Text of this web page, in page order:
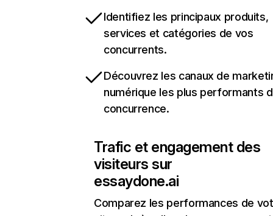
Identifiez les principaux produits,
services et catégories de vos
concurrents.
Découvrez les canaux de
numérique les plus performants
concurrence.
Trafic et engagement des
visiteurs sur
essaydone.ai
Comparez les performances de